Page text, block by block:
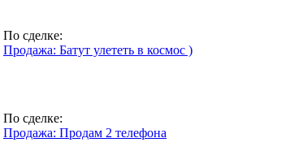
По сделке:
Продажа: Батут улететь в космос )
По сделке:
Продажа: Продам 2 телефона